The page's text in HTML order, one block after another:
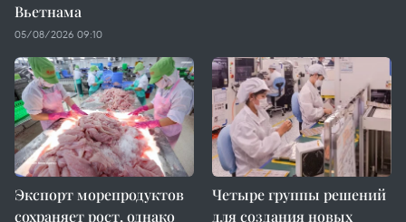
Вьетнама
05/08/2026 09:10
Экспорт морепродуктов
сохраняет рост, однако
Четыре группы решений
для создания новых